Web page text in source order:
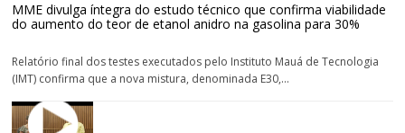
MME divulga íntegra do estudo técnico que confirma viabilidade
do aumento do teor de etanol anidro na gasolina para 30%
Relatório final dos testes executados pelo Instituto Mauá de Tecnologia
(IMT) confirma que a nova mistura, denominada E30,...